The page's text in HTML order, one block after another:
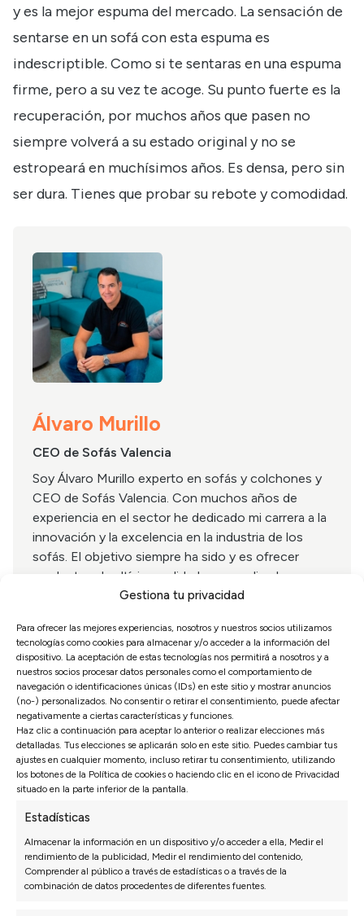
Gestiona tu privacidad
Para ofrecer las mejores experiencias, nosotros y nuestros socios utilizamos
tecnologías como cookies para almacenar y/o acceder a la información del
dispositivo. La aceptación de estas tecnologías nos permitirá a nosotros y a
nuestros socios procesar datos personales como el comportamiento de
navegación o identificaciones únicas (IDs) en este sitio y mostrar anuncios
(no-) personalizados. No consentir o retirar el consentimiento, puede afectar
negativamente a ciertas características y funciones.
Haz clic a continuación para aceptar lo anterior o realizar elecciones más
detalladas. Tus elecciones se aplicarán solo en este sitio. Puedes cambiar tus
ajustes en cualquier momento, incluso retirar tu consentimiento, utilizando
los botones de la Política de cookies o haciendo clic en el icono de Privacidad
situado en la parte inferior de la pantalla.
Estadísticas
Almacenar la información en un dispositivo y/o acceder a ella, Medir el
rendimiento de la publicidad, Medir el rendimiento del contenido,
Comprender al público a través de estadísticas o a través de la
combinación de datos procedentes de diferentes fuentes.
y es la mejor espuma del mercado. La sensación de
sentarse en un sofá con esta espuma es
indescriptible. Como si te sentaras en una espuma
firme, pero a su vez te acoge. Su punto fuerte es la
recuperación, por muchos años que pasen no
siempre volverá a su estado original y no se
estropeará en muchísimos años. Es densa, pero sin
ser dura. Tienes que probar su rebote y comodidad.
Álvaro Murillo
CEO de Sofás Valencia
Soy Álvaro Murillo experto en sofás y colchones y
CEO de Sofás Valencia. Con muchos años de
experiencia en el sector he dedicado mi carrera a la
innovación y la excelencia en la industria de los
sofás. El objetivo siempre ha sido y es ofrecer
productos de altísima calidad, personalizados y
accesibles para todo el mundo, asegurando el
clientes.
Opiniones de nuestros clientes
Sofás Valencia
4,6
Basado en3128opiniones
Ver más opiniones